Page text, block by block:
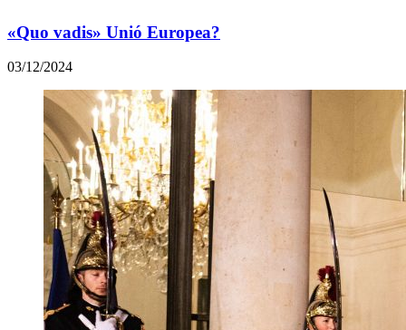
«Quo vadis» Unió Europea?
03/12/2024